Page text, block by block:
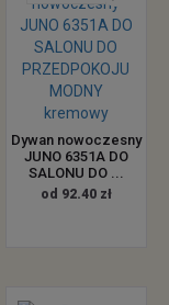
Dywan nowoczesny
JUNO 6351A DO
SALONU DO ...
od 92.40 zł